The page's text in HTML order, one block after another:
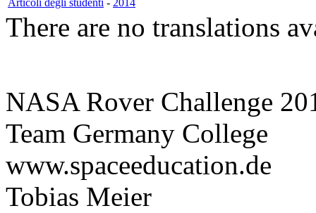
Articoli degli studenti - 2014
There are no translations
NASA Rover Challenge
Team Germany College
www.spaceeducation.de
Tobias Meier